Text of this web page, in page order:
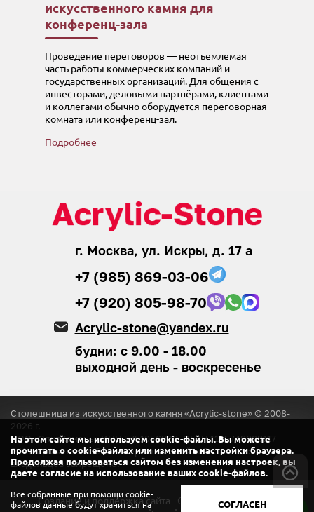
искусственного камня для
конференц-зала
Проведение переговоров — неотъемлемая
часть работы коммерческих компаний и
государственных организаций. Для общения с
инвесторами, деловыми партнёрами, клиентами
и коллегами обычно оборудуется переговорная
комната или конференц-зал.
Подробнее
г. Москва, ул. Искры, д. 17 а
+7 (985) 869-03-06
+7 (920) 805-98-70
Acrylic-stone@yandex.ru
будни: с 9.00 - 18.00
выходной день - воскресенье
Столешница из искусственного камня «Acrylic-stone» © 2008-
2026 г.
ООО «ЭлитКамень»ИНН 5751056920, ОГРН 1155749008117
® Копирование любых материалов с сайтабез согласия
владельцев запрещено.
Создание и поддержка сайта - ООО «Регион центр».
На этом сайте мы используем cookie-файлы. Вы можете
прочитать о cookie-файлах или изменить настройки браузера.
Продолжая пользоваться сайтом без изменения настроек, вы
даете согласие на использование ваших cookie-файлов.
Все собранные при помощи cookie-
файлов данные будут храниться на
СОГЛАСЕН